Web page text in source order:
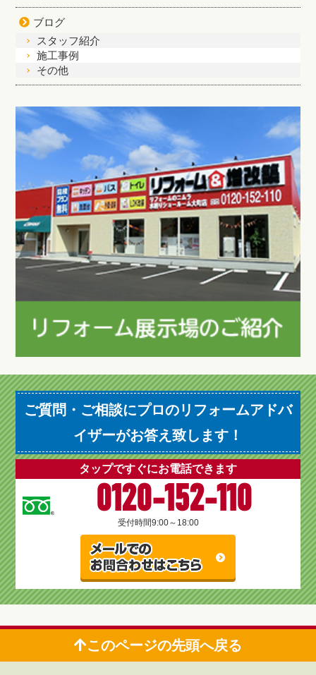
ブログ
スタッフ紹介
施工事例
その他
ご質問・ご相談にプロのリフォームアドバ
イザーがお答え致します！
タップですぐにお電話できます
0120-152-110
受付時間9:00～18:00
このページの先頭へ戻る